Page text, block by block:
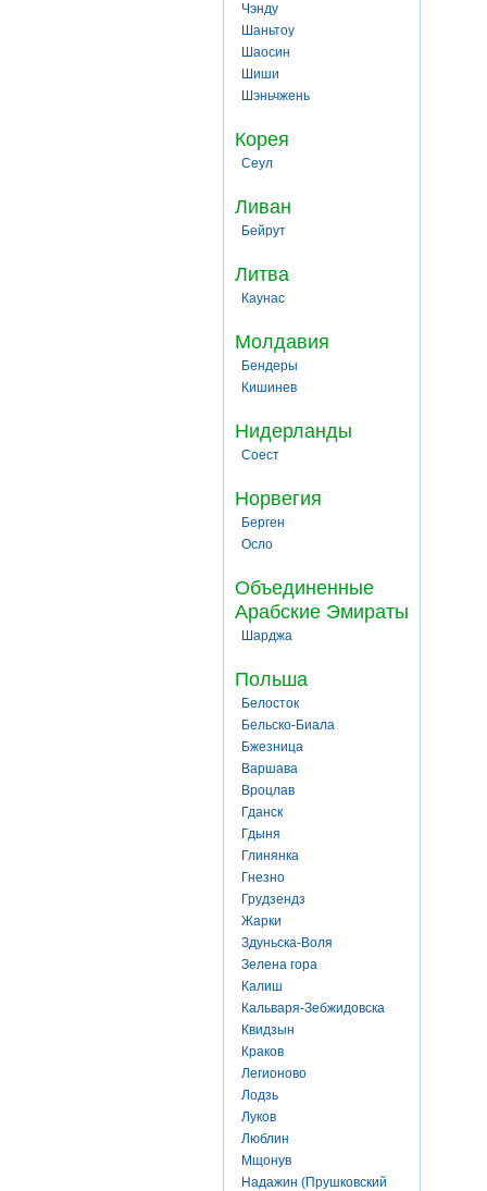
Чэнду
Шаньтоу
Шаосин
Шиши
Шэньчжень
Корея
Сеул
Ливан
Бейрут
Литва
Каунас
Молдавия
Бендеры
Кишинев
Нидерланды
Соест
Норвегия
Берген
Осло
Объединенные
Арабские Эмираты
Шарджа
Польша
Белосток
Бельско-Биала
Бжезница
Варшава
Вроцлав
Гданск
Гдыня
Глинянка
Гнезно
Грудзендз
Жарки
Здуньска-Воля
Зелена гора
Калиш
Кальваря-Зебжидовска
Квидзын
Краков
Легионово
Лодзь
Луков
Люблин
Мщонув
Надажин (Прушковский